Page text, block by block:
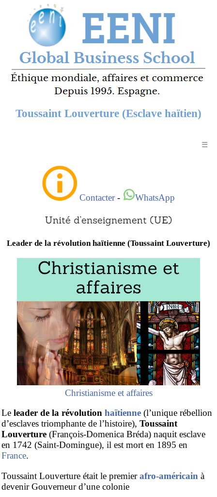
Toussaint Louverture (Esclave haïtien)
☰
Contacter- WhatsApp
Leader de la révolution haïtienne (Toussaint Louverture)
Christianisme et affaires
Le leader de la révolution haïtienne (l’unique rébellion
d’esclaves triomphante de l’histoire), Toussaint
Louverture (François-Domenica Bréda) naquit esclave
en 1742 (Saint-Domingue), il est mort en 1895 en
France.
Toussaint Louverture était le premierafro-américain à
devenir Gouverneur d’une colonie